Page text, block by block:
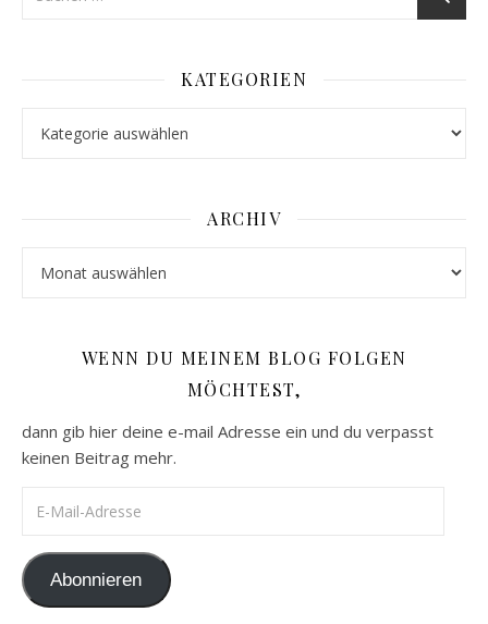
KATEGORIEN
ARCHIV
WENN DU MEINEM BLOG FOLGEN
MÖCHTEST,
dann gib hier deine e-mail Adresse ein und du verpasst
keinen Beitrag mehr.
Abonnieren